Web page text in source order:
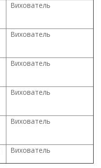
Вихователь
Вихователь
Вихователь
Вихователь
Вихователь
Вихователь